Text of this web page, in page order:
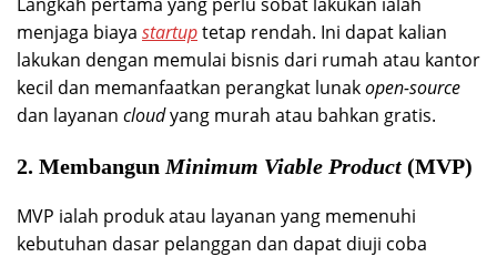
menjaga biaya startuptetap rendah. Ini dapat kalian
lakukan dengan memulai bisnis dari rumah atau kantor
kecil dan memanfaatkan perangkat lunakopen-source
dan layanan cloudyang murah atau bahkan gratis.
2. Membangun Minimum Viable Product (MVP)
MVP ialah produk atau layanan yang memenuhi
kebutuhan dasar pelanggan dan dapat diuji coba